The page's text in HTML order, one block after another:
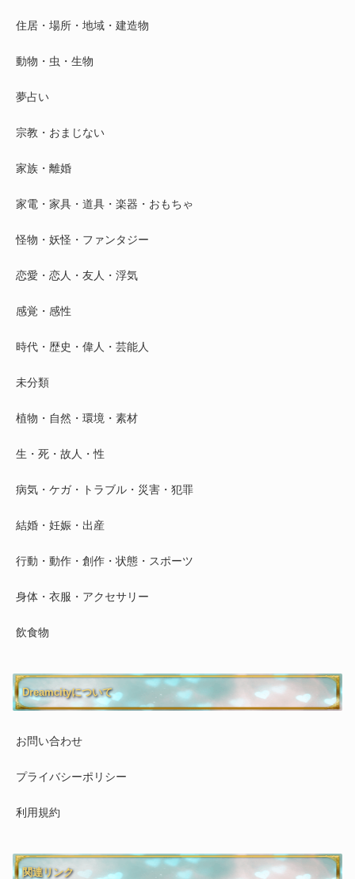
住居・場所・地域・建造物
動物・虫・生物
夢占い
宗教・おまじない
家族・離婚
家電・家具・道具・楽器・おもちゃ
怪物・妖怪・ファンタジー
恋愛・恋人・友人・浮気
感覚・感性
時代・歴史・偉人・芸能人
未分類
植物・自然・環境・素材
生・死・故人・性
病気・ケガ・トラブル・災害・犯罪
結婚・妊娠・出産
行動・動作・創作・状態・スポーツ
身体・衣服・アクセサリー
飲食物
Dreamcityについて
お問い合わせ
プライバシーポリシー
利用規約
関連リンク